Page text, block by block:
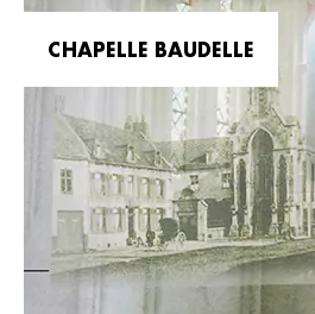
CHAPELLE BAUDELLE